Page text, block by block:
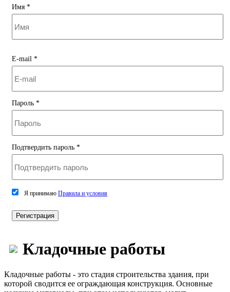
Имя *
E-mail *
Пароль *
Подтвердить пароль *
Я принимаю Правила и условия
Регистрация
Кладочные работы
Кладочные работы - это стадия строительства здания, при
которой сводится ее ограждающая конструкция. Основные